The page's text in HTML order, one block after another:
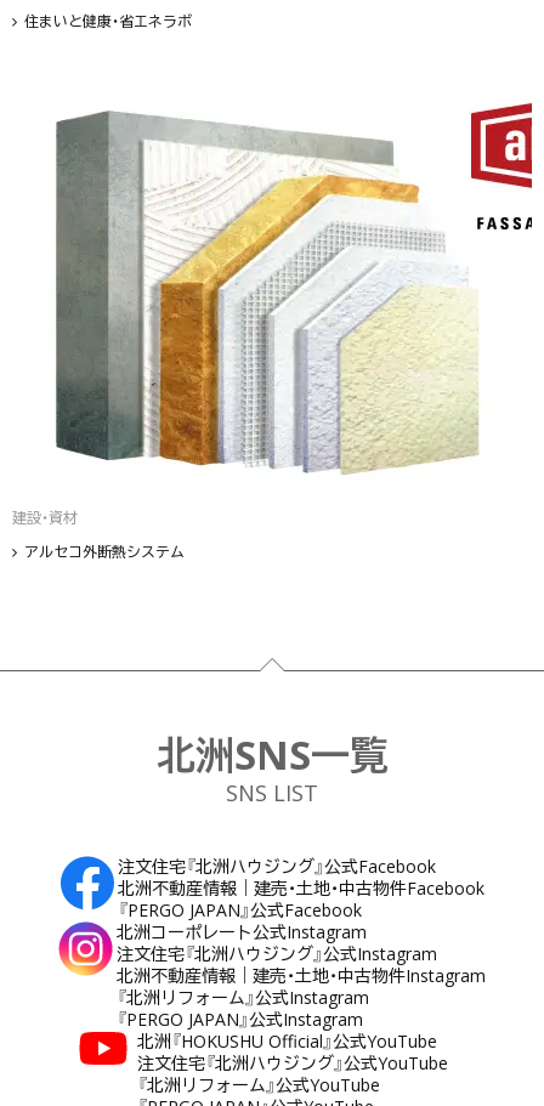
住まいと健康・省エネラボ
建設・資材
アルセコ外断熱システム
フッター
北洲SNS一覧
SNS LIST
注文住宅『北洲ハウジング』公式Facebook
北洲不動産情報｜建売・土地・中古物件Facebook
『PERGO JAPAN』公式Facebook
北洲コーポレート公式Instagram
注文住宅『北洲ハウジング』公式Instagram
北洲不動産情報｜建売・土地・中古物件Instagram
『北洲リフォーム』公式Instagram
『PERGO JAPAN』公式Instagram
北洲『HOKUSHU Official』公式YouTube
注文住宅『北洲ハウジング』公式YouTube
『北洲リフォーム』公式YouTube